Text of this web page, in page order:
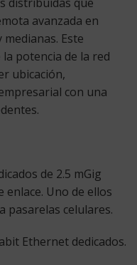
avanzada en
Este
potencia de la red
ubicación,
con una
de 2.5 mGig
enlace. Uno de ellos
pasarelas celulares.
Ethernet dedicados.